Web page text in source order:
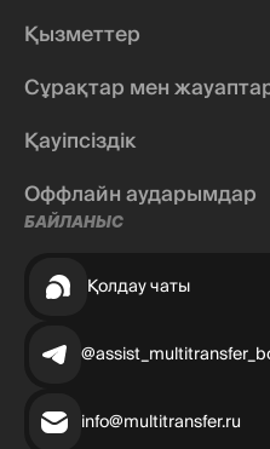
Қызметтер
Сұрақтар мен
Қауіпсіздік
Оффлайн аударымдар
БАЙЛАНЫС
Қолдау чаты
info@multitransfer.ru